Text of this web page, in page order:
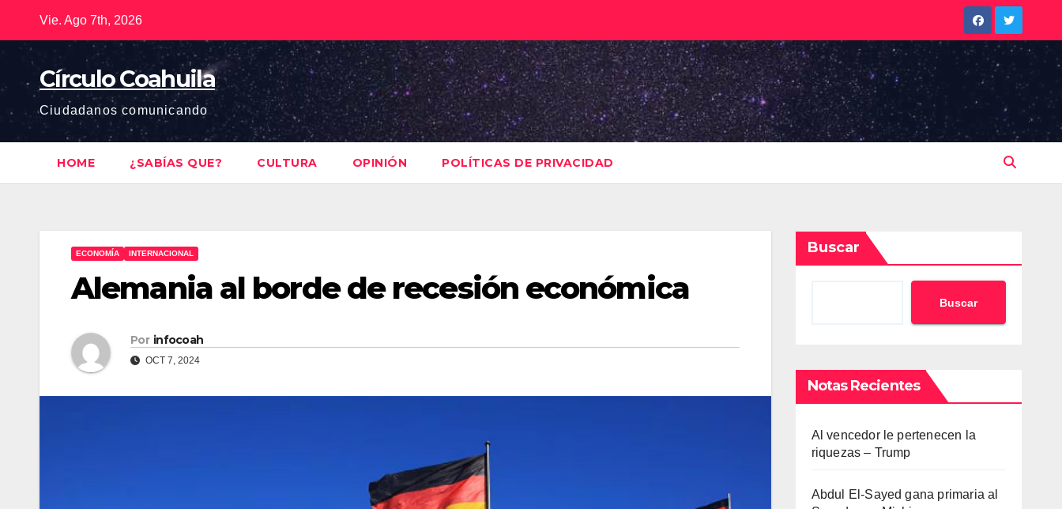
Vie. Ago 7th, 2026
Círculo Coahuila
Ciudadanos comunicando
HOME ¿SABÍAS QUE? CULTURA OPINIÓN POLÍTICAS DE PRIVACIDAD
ECONOMÍA INTERNACIONAL
Alemania al borde de recesión económica
Por infocoah
OCT 7, 2024
Buscar
Buscar
Notas Recientes
Al vencedor le pertenecen la
riquezas – Trump
Abdul El-Sayed gana primaria al